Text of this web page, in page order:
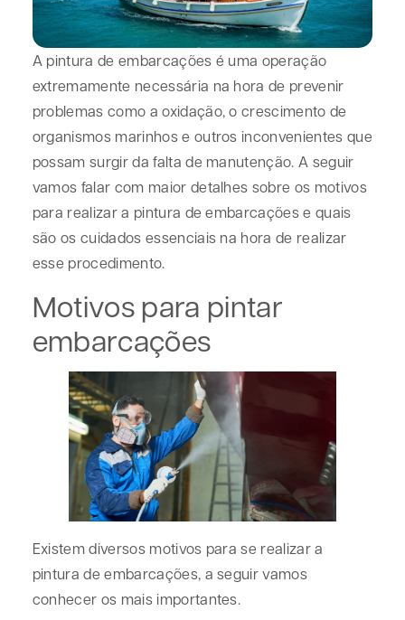
A pintura de embarcações é uma operação
extremamente necessária na hora de prevenir
problemas como a oxidação, o crescimento de
organismos marinhos e outros inconvenientes que
possam surgir da falta de manutenção. A seguir
vamos falar com maior detalhes sobre os motivos
para realizar a pintura de embarcações e quais
são os cuidados essenciais na hora de realizar
esse procedimento.
Motivos para pintar
embarcações
Existem diversos motivos para se realizar a
pintura de embarcações, a seguir vamos
conhecer os mais importantes.